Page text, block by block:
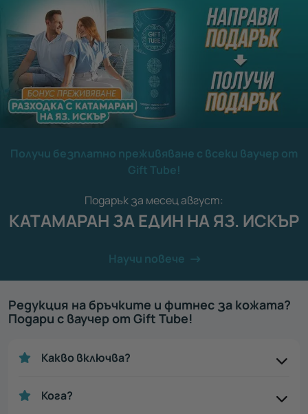
Получи безплатно преживяване с всеки ваучер от
Gift Tube!
Подарък за месец август:
КАТАМАРАН ЗА ЕДИН НА ЯЗ. ИСКЪР
Научи повече
Редукция на бръчките и фитнес за кожата?
Подари с ваучер от Gift Tube!
Какво включва?
Кога?